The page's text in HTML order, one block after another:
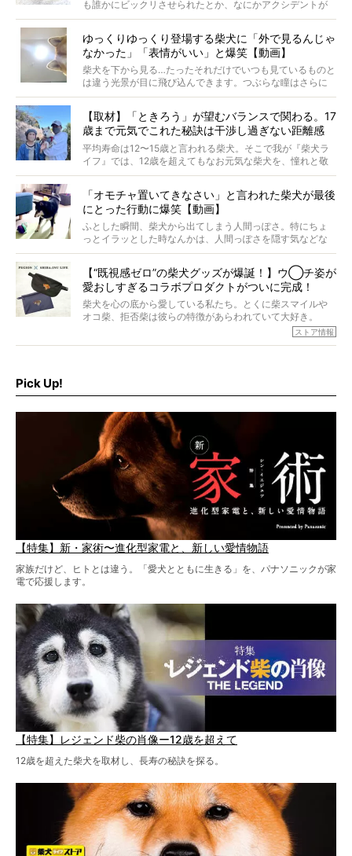
も誰かにビックリさせられたとか、なにかアクシデントが
起きたとか、そういうことが原因ではありません。全ての
ゆっくりゆっくり登場する柴犬に「外で見るんじゃ
なかった」「表情がいい」と爆笑【動画】
柴犬を下から見る…たったそれだけでいつも見ているものと
は違う光景が目に飛び込んできます。つぶらな瞳はさらに
つぶらに見え、モフモフのお顔はさらにモフモフに見えま
【取材】「ときろう」が望むバランスで関わる。17
歳まで元気でこれた秘訣は干渉し過ぎない距離感
#38ときろう
平均寿命は12〜15歳と言われる柴犬。そこで我が『柴犬ラ
イフ』では、12歳を超えてもなお元気な柴犬を、憧れと敬
意を込めて“レジェンド柴”と呼んでいます。 この特集で
ォーカスし、その元気の秘訣や、老犬と暮らすうえで大切
だと思うことを、オーナーさんに語っていただきます。今
回登場してくれたのは、17歳のときろうくん。小さい頃か
ら食が細かったため、何でも食べさせてきたということで
「オモチャ置いてきなさい」と言われた柴犬が最後
にとった行動に爆笑【動画】
ふとした瞬間、柴犬から出てしまう人間っぽさ。特にちょ
っとイラッとした時なんかは、人間っぽさを隠す気などな
いように見えます。もしかして本当の本当は、中身は人間
【“既視感ゼロ”の柴犬グッズが爆誕！】ウ◯チ姿が
愛おしすぎるコラボプロダクトがついに完成！
柴犬を心の底から愛している私たち。とくに柴スマイルや
オコ柴、拒否柴は彼らの特徴があらわれていて大好き。
でもちょっと待て…もうひとつ、忘れてはならない愛おしい
ストア情報
Pick Up!
【特集】新・家術〜進化型家電と、新しい愛情物語
家族だけど、ヒトとは違う。「愛犬とともに生きる」を、パナソニックが家
電で応援します。
【特集】レジェンド柴の肖像ー12歳を超えて
12歳を超えた柴犬を取材し、長寿の秘訣を探る。